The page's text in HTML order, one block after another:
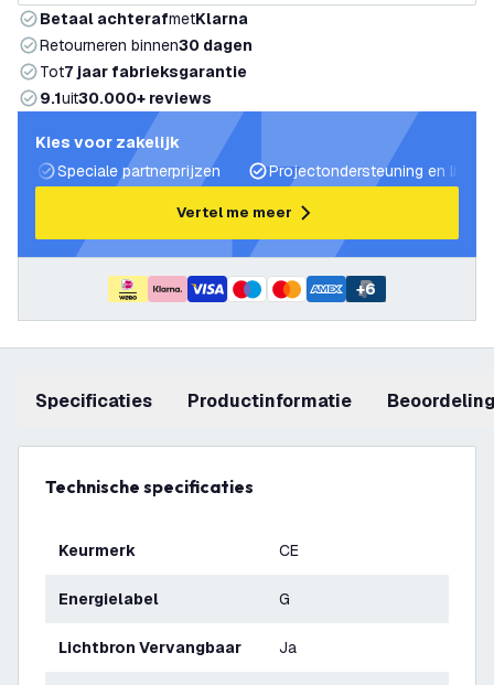
Betaal achterafmetKlarna
Retourneren binnen30 dagen
Tot7 jaar fabrieksgarantie
9.1uit30.000+ reviews
Kies voor zakelijk
Speciale partnerprijzen
Projectondersteuning en
Vertel me meer
+6
Specificaties productinformatie
Technische specificaties
Keurmerk CE
Energielabel G
Lichtbron Vervangbaar Ja